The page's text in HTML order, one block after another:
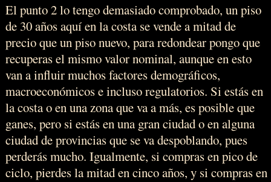
El punto 2 lo tengo demasiado comprobado, un piso
de 30 años aquí en la costa se vende a mitad de
precio que un piso nuevo, para redondear pongo que
recuperas el mismo valor nominal, aunque en esto
van a influir muchos factores demográficos,
macroeconómicos e incluso regulatorios. Si estás en
la costa o en una zona que va a más, es posible que
ganes, pero si estás en una gran ciudad o en alguna
ciudad de provincias que se va despoblando, pues
perderás mucho. Igualmente, si compras en pico de
ciclo, pierdes la mitad en cinco años, y si compras en